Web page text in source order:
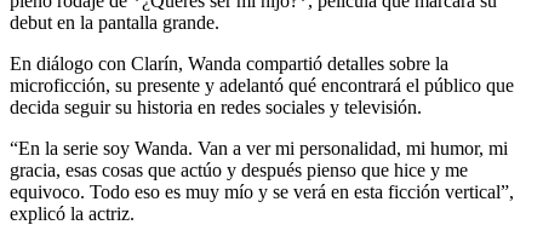
debut en la pantalla grande.
En diálogo con Clarín, Wanda compartió detalles sobre la
microficción, su presente y adelantó qué encontrará el público que
decida seguir su historia en redes sociales y televisión.
“En la serie soy Wanda. Van a ver mi personalidad, mi humor, mi
gracia, esas cosas que actúo y después pienso que hice y me
equivoco. Todo eso es muy mío y se verá en esta ficción vertical”,
explicó la actriz.